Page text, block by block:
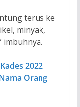
terus ke
minyak,
imbuhnya.
2022
Orang